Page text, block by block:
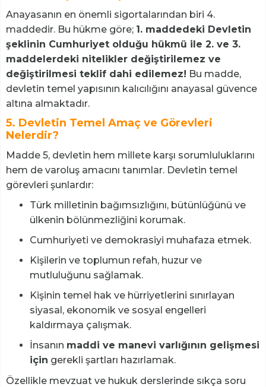
Anayasanın en önemli sigortalarından biri 4.
maddedir. Bu hükme göre; 1. maddedeki Devletin
şeklinin Cumhuriyet olduğu hükmü ile 2. ve 3.
maddelerdeki nitelikler değiştirilemez ve
değiştirilmesi teklif dahi edilemez! Bu madde,
devletin temel yapısının kalıcılığını anayasal güvence
altına almaktadır.
5. Devletin Temel Amaç ve Görevleri
Nelerdir?
Madde 5, devletin hem millete karşı sorumluluklarını
hem de varoluş amacını tanımlar. Devletin temel
görevleri şunlardır:
Türk milletinin bağımsızlığını, bütünlüğünü ve
ülkenin bölünmezliğini korumak.
Cumhuriyeti ve demokrasiyi muhafaza etmek.
Kişilerin ve toplumun refah, huzur ve
mutluluğunu sağlamak.
Kişinin temel hak ve hürriyetlerini sınırlayan
siyasal, ekonomik ve sosyal engelleri
kaldırmaya çalışmak.
İnsanın maddi ve manevi varlığının gelişmesi
için gerekli şartları hazırlamak.
Özellikle mevzuat ve hukuk derslerinde sıkça soru